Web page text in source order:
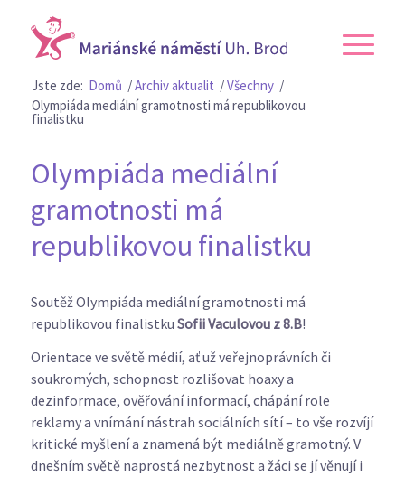
Jste zde: Domů /Archiv aktualit /Všechny /
Olympiáda mediální gramotnosti má republikovou
finalistku
Olympiáda mediální
gramotnosti má
republikovou finalistku
Soutěž Olympiáda mediální gramotnosti má
republikovou finalistku Sofii Vaculovou z 8.B!
Orientace ve světě médií, ať už veřejnoprávních či
soukromých, schopnost rozlišovat hoaxy a
dezinformace, ověřování informací, chápání role
reklamy a vnímání nástrah sociálních sítí – to vše rozvíjí
kritické myšlení a znamená být mediálně gramotný. V
dnešním světě naprostá nezbytnost a žáci se jí věnují i